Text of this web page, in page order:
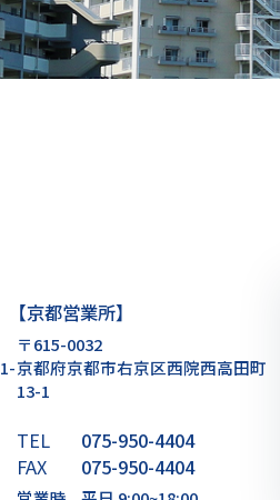
【京都営業所】
〒615-0032
京都府京都市右京区西院西高田町
13-1
TEL
075-950-4404
FAX
075-950-4404